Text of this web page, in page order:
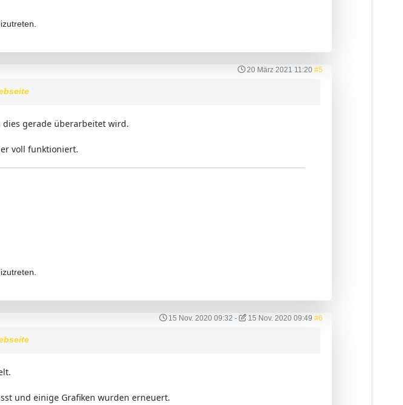
20 März 2021 11:20 #5
dies gerade überarbeitet wird.
voll funktioniert.
15 Nov. 2020 09:32 - 15 Nov. 2020 09:49 #6
und einige Grafiken wurden erneuert.